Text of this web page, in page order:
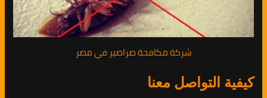
شركة مكافحة صراصير في مصر
كيفية التواصل معنا